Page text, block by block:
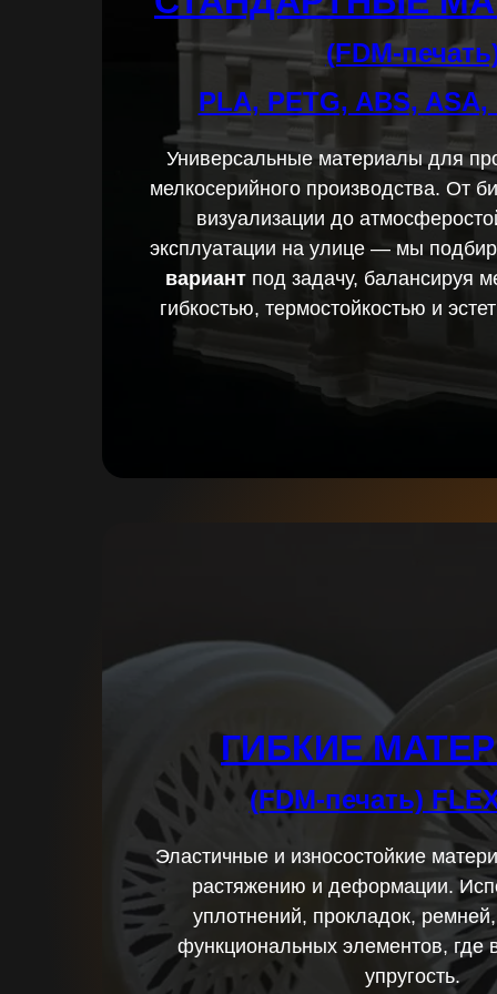
(FDM-
PLA, PETG, ABS, ASA,
Универсальные материалы для
мелкосерийного производства. От
визуализации до
эксплуатации на улице — мы
вариант под задачу, балансируя
гибкостью, термостойкостью и
Заказать
ГИБКИЕ
(FDM-печать)
Эластичные и износостойкие
растяжению и деформации.
уплотнений, прокладок,
функциональных элементов, где
упругость.
Заказать